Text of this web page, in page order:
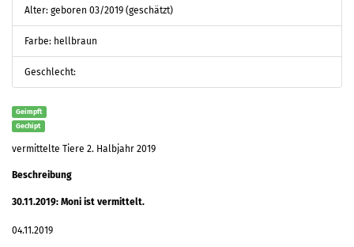
Alter: geboren 03/2019 (geschätzt)
Farbe: hellbraun
Geschlecht:
Geimpft
Gechipt
vermittelte Tiere 2. Halbjahr 2019
Beschreibung
30.11.2019: Moni ist vermittelt.
04.11.2019